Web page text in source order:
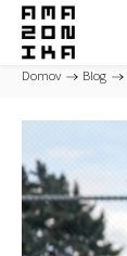
Domov / Blog /